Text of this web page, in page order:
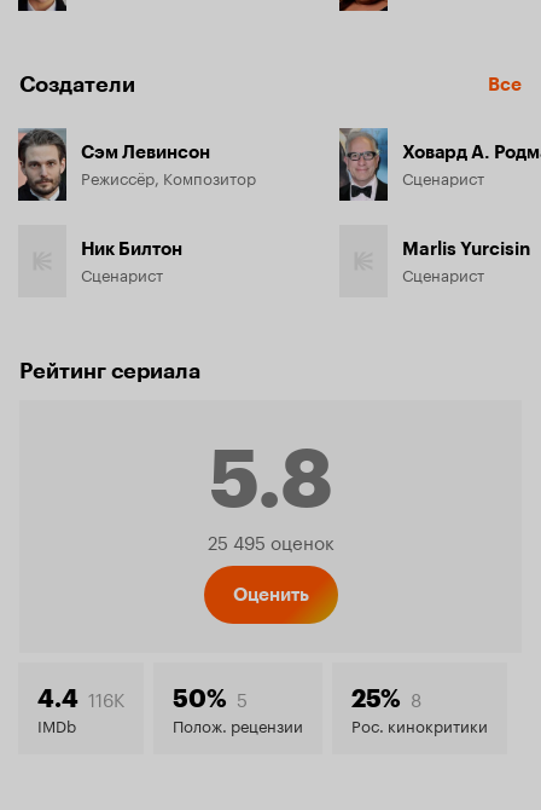
Создатели Все
Сэм Левинсон
Режиссёр, Композитор
Ник Билтон
Сценарист
Ховард А.
Сценарист
Marlis Yurcisin
Сценарист
Рейтинг сериала
5.8
Рейтинг
5.8
25 495 оценок
Оценить
4.4 116K
IMDb
50% 5
Полож. рецензии
25% 8
Рос. кинокритики